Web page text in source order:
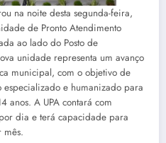
na noite desta segunda-feira,
de Pronto Atendimento
ao lado do Posto de
unidade representa um avanço
municipal, com o objetivo de
e humanizado para
anos. A UPA contará com
dia e terá capacidade para
mês.